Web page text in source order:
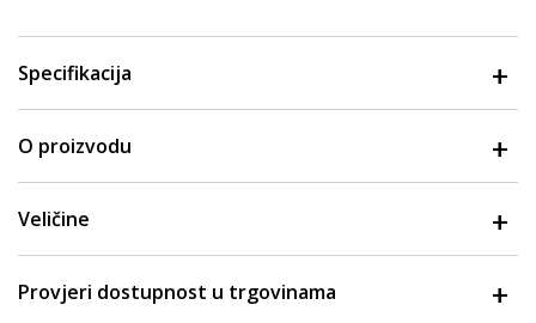
Specifikacija
O proizvodu
Veličine
Provjeri dostupnost u trgovinama